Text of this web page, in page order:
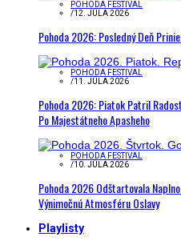
POHODA FESTIVAL
/12. JÚLA 2026
Pohoda 2026: Posledný Deň
POHODA FESTIVAL
/11. JÚLA 2026
Pohoda 2026: Piatok Patril
Po Majestátneho Apasheho
POHODA FESTIVAL
/10. JÚLA 2026
Pohoda 2026 Odštartovala
Výnimočnú Atmosféru Oslavy
Playlisty